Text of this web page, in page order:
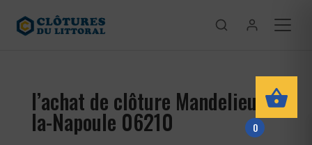
l’achat de clôture Mandelieu-
la-Napoule 06210 0